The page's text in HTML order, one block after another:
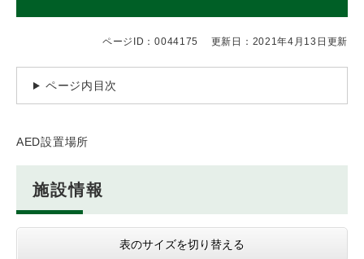
ページID：0044175 更新日：2021年4月13日更新
ページ内目次
AED設置場所
施設情報
表のサイズを切り替える